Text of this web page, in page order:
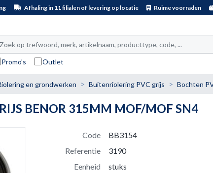
Afhaling in 11 filialen of levering op locatie Ruime voorraden
Promo's Outlet
en grondwerken Buitenriolering PVC grijs Bochten
BENOR 315MM MOF/MOF SN4
Code
BB3154
Referentie
3190
Eenheid
stuks